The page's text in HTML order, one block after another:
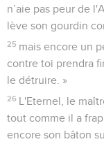
n’aie pas peur de
lève son gourdin
25 mais encore un
contre toi prendra
le détruire. »
26 L'Eternel, le
tout comme il a
encore son bâton